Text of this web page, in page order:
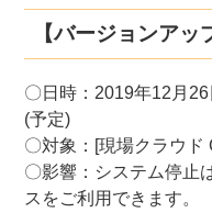
【バージョンアッ
〇日時：2019年12月
(予定)
〇対象：[現場クラウド
〇影響：システム停止
スをご利用できます。